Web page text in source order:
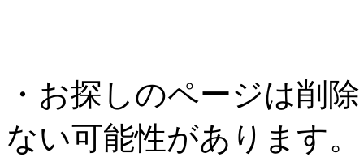
・お探しのページは削
ない可能性があります。